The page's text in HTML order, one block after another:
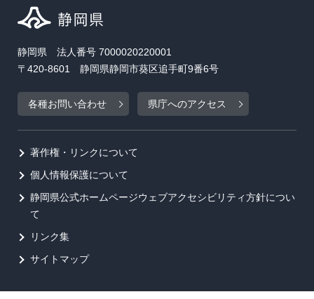
静岡県 法人番号 7000020220001
〒420-8601 静岡県静岡市葵区追手町9番6号
各種お問い合わせ 県庁へのアクセス
著作権・リンクについて
個人情報保護について
静岡県公式ホームページウェブアクセシビリティ方針につい
て
リンク集
サイトマップ